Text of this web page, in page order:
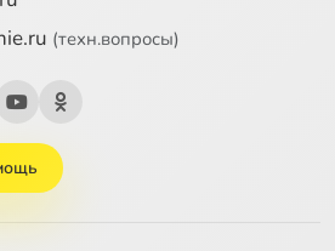
(техн.вопросы)